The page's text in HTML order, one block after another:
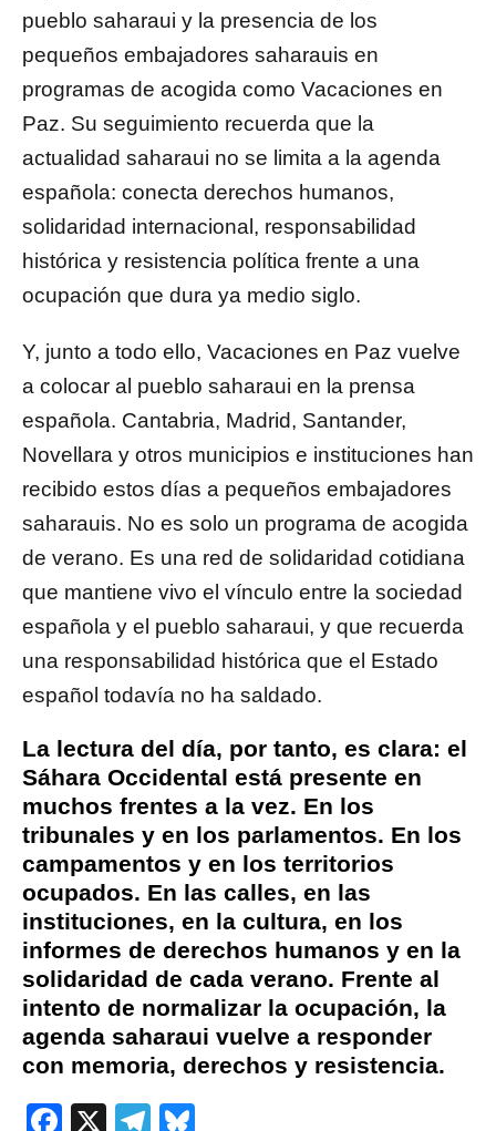
pueblo saharaui y la presencia de los
pequeños embajadores saharauis en
programas de acogida como Vacaciones en
Paz. Su seguimiento recuerda que la
actualidad saharaui no se limita a la agenda
española: conecta derechos humanos,
solidaridad internacional, responsabilidad
histórica y resistencia política frente a una
ocupación que dura ya medio siglo.
Y, junto a todo ello, Vacaciones en Paz vuelve
a colocar al pueblo saharaui en la prensa
española. Cantabria, Madrid, Santander,
Novellara y otros municipios e instituciones han
recibido estos días a pequeños embajadores
saharauis. No es solo un programa de acogida
de verano. Es una red de solidaridad cotidiana
que mantiene vivo el vínculo entre la sociedad
española y el pueblo saharaui, y que recuerda
una responsabilidad histórica que el Estado
español todavía no ha saldado.
La lectura del día, por tanto, es clara: el
Sáhara Occidental está presente en
muchos frentes a la vez. En los
tribunales y en los parlamentos. En los
campamentos y en los territorios
ocupados. En las calles, en las
instituciones, en la cultura, en los
informes de derechos humanos y en la
solidaridad de cada verano. Frente al
intento de normalizar la ocupación, la
agenda saharaui vuelve a responder
con memoria, derechos y resistencia.
Facebook
X Telegram